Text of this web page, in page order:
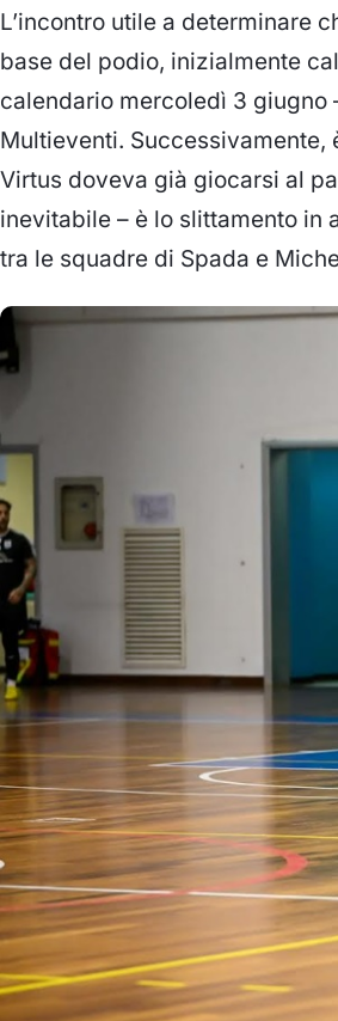
L’incontro utile a determinare
base del podio, inizialmente
calendario mercoledì 3 giugno
Multieventi. Successivamente,
Virtus doveva già giocarsi al
inevitabile – è lo slittamento in
tra le squadre di Spada e